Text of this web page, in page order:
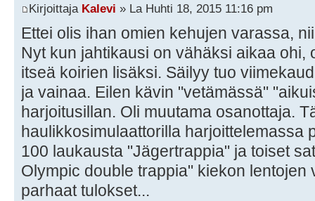
Kirjoittaja Kalevi » La Huhti 18, 2015 11:16 pm
Ettei olis ihan omien kehujen varassa,
Nyt kun jahtikausi on vähäksi aikaa ohi,
itseä koirien lisäksi. Säilyy tuo
ja vainaa. Eilen kävin "vetämässä"
harjoitusillan. Oli muutama osanottaja.
haulikkosimulaattorilla harjoittelemassa
100 laukausta "Jägertrappia" ja toiset
Olympic double trappia" kiekon lentojen
parhaat tulokset...